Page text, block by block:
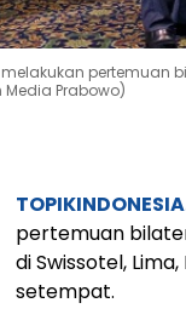
melakukan
Media Prabowo)
pertemuan
di Swissotel,
setempat.